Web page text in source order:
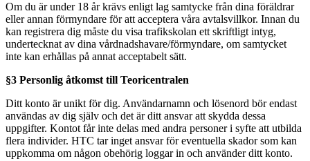
Om du är under 18 år krävs enligt lag samtycke från dina föräldrar
eller annan förmyndare för att acceptera våra avtalsvillkor. Innan du
kan registrera dig måste du visa trafikskolan ett skriftligt intyg,
undertecknat av dina vårdnadshavare/förmyndare, om samtycket
inte kan erhållas på annat acceptabelt sätt.
§3 Personlig åtkomst till Teoricentralen
Ditt konto är unikt för dig. Användarnamn och lösenord bör endast
användas av dig själv och det är ditt ansvar att skydda dessa
uppgifter. Kontot får inte delas med andra personer i syfte att utbilda
flera individer. HTC tar inget ansvar för eventuella skador som kan
uppkomma om någon obehörig loggar in och använder ditt konto.